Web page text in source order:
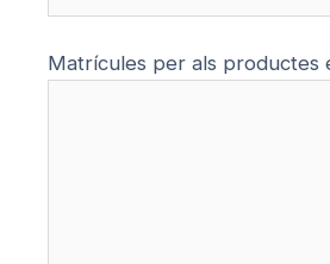
Matrícules per als productes